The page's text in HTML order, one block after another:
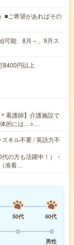
■ご希望があればその
可能 8月～、9月ス
円以上
看護師】介護施設で
体的には…○…
キル不要 / 英語力不
の方も活躍中！）・
准看…
50代
60代
男性